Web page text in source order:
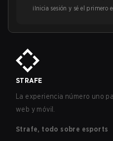
¡Inicia sesión y sé el primero
STRAFE
La experiencia número uno
web y móvil.
Strafe, todo sobre esports